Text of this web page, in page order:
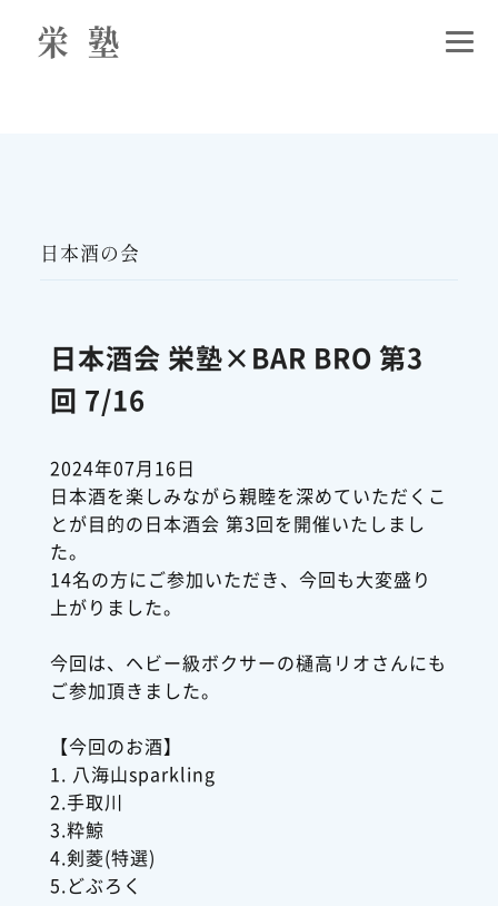
日本酒の会
日本酒会 栄塾×BAR BRO 第3
回 7/16
2024年07月16日
日本酒を楽しみながら親睦を深めていただくこ
とが目的の日本酒会 第3回を開催いたしまし
た。
14名の方にご参加いただき、今回も大変盛り
上がりました。
今回は、ヘビー級ボクサーの樋高リオさんにも
ご参加頂きました。
【今回のお酒】
1. 八海山sparkling
2.手取川
3.粋鯨
4.剣菱(特選)
5.どぶろく